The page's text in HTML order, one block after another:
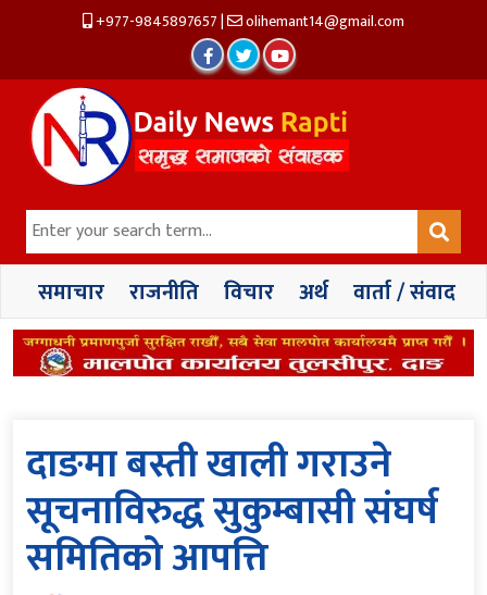
+977-9845897657| olihemant14@gmail.com
समाचार राजनीति विचार अर्थ वार्ता / संवाद
दाङमा बस्ती खाली गराउने
सूचनाविरुद्ध सुकुम्बासी संघर्ष
समितिको आपत्ति